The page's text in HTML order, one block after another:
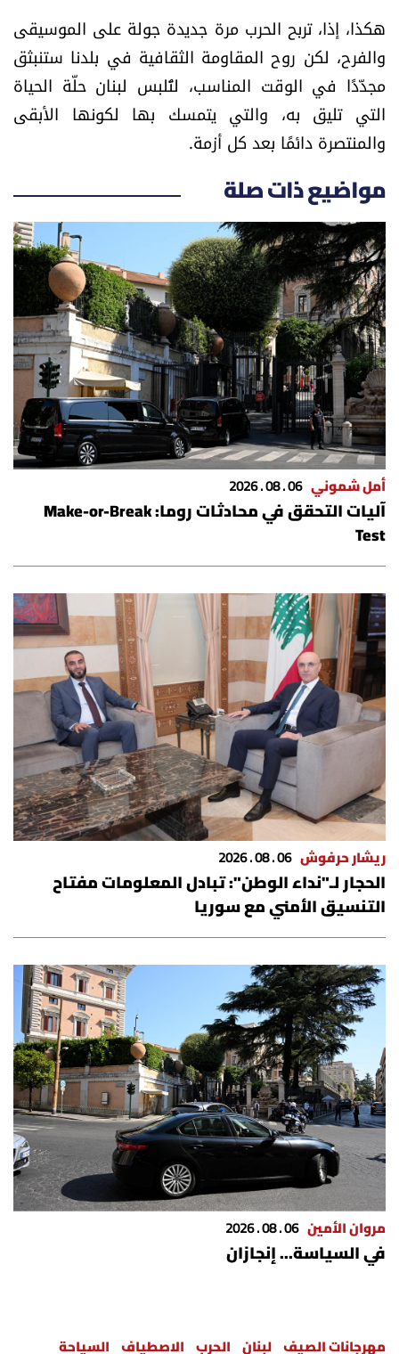
هكذا، إذا، تربح الحرب مرة جديدة جولة على الموسيقى
والفرح، لكن روح المقاومة الثقافية في بلدنا ستنبثق
مجدّدًا في الوقت المناسب، لتُلبس لبنان حلّة الحياة
التي تليق به، والتي يتمسك بها لكونها الأبقى
والمنتصرة دائمًا بعد كل أزمة.
مواضيع ذات صلة
أمل شموني 06 . 08 . 2026
آليات التحقق في محادثات روما: Make-or-Break
Test
ريشار حرفوش 06 . 08 . 2026
الحجار لـ"نداء الوطن": تبادل المعلومات مفتاح
التنسيق الأمني مع سوريا
مروان الأمين 06 . 08 . 2026
في السياسة... إنجازان
مهرجانات الصيف لبنان الحرب الاصطياف السياحة